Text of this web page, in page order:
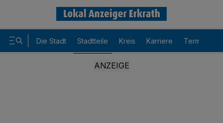
Die Stadt Stadtteile Kreis Karriere Termine